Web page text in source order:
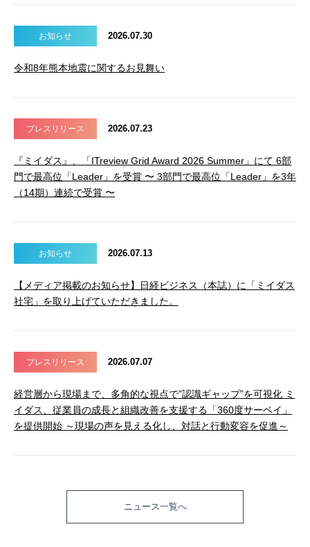
お知らせ 2026.07.30
令和8年熊本地震に関するお見舞い
プレスリリース 2026.07.23
『ミイダス』、「ITreview Grid Award 2026 Summer」にて 6部
門で最高位「Leader」を受賞 〜 3部門で最高位「Leader」を3年
（14期）連続で受賞 〜
お知らせ 2026.07.13
【メディア掲載のお知らせ】日経ビジネス（本誌）に「ミイダス
社宅」を取り上げていただきました。
プレスリリース 2026.07.07
経営層から現場まで、多角的な視点で”認識ギャップ”を可視化 ミ
イダス、従業員の成長と組織改善を支援する「360度サーベイ」
を提供開始 ～現場の声を見える化し、対話と行動変容を促進～
ニュース一覧へ